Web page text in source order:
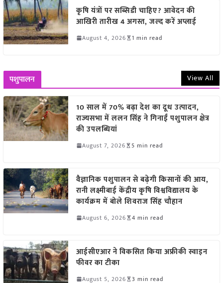
कृषि यंत्रों पर सब्सिडी चाहिए? आवेदन की
आखिरी तारीख 4 अगस्त, जल्द करें अप्लाई
August 4, 2026 1 min read
पशुपालन View All
10 साल में 70% बढ़ा देश का दूध उत्पादन,
राज्यसभा में ललन सिंह ने गिनाईं पशुपालन क्षेत्र
की उपलब्धियां
August 7, 2026 5 min read
वैज्ञानिक पशुपालन से बढ़ेगी किसानों की आय,
रानी लक्ष्मीबाई केंद्रीय कृषि विश्वविद्यालय के
कार्यक्रम में बोले शिवराज सिंह चौहान
August 6, 2026 4 min read
आईसीएआर ने विकसित किया अफ्रीकी स्वाइन
फीवर का टीका
August 5, 2026 3 min read